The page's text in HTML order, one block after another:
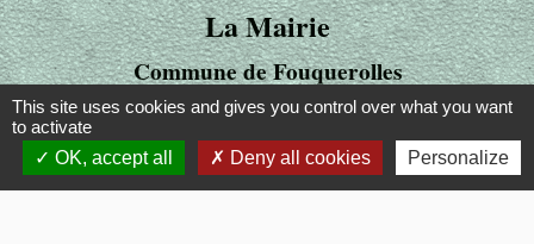
La Mairie
Commune de Fouquerolles
2, Grande Rue
60510 Fouquerolles - FRANCE
+33 3 44 80 43 12
This site uses cookies and gives you control over what you want
to activate
OK, accept all
Deny all cookies Personalize